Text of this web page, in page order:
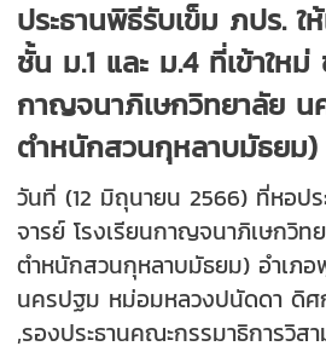
ประธานพิธีรับเข็ม ภปร. ใ
ชั้น ม.1 และ ม.4 ที่เข้าใหม่
กาญจนาภิเษกวิทยาลัย น
ตำหนักสวนกุหลาบมัธยม)
วันที่ (12 มิถุนายน 2566) ที่หอป
จารย์ โรงเรียนกาญจนาภิเษกวิ
ตำหนักสวนกุหลาบมัธยม) อำเภ
นครปฐม หม่อมหลวงปนัดดา ดิ
,รองประธานคณะกรรมาธิการวิ